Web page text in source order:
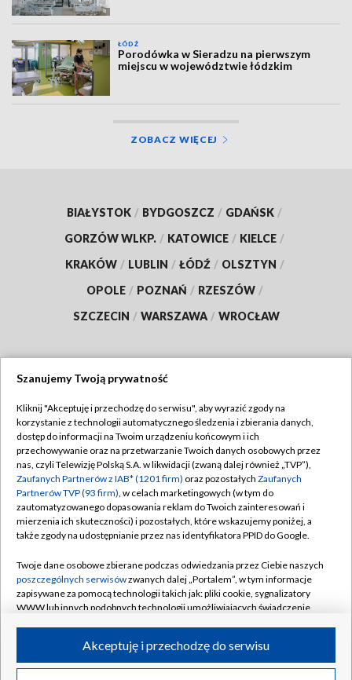
ŁÓDŹ
Porodówka w Sieradzu na pierwszym
miejscu w województwie łódzkim
ZOBACZ WIĘCEJ
BIAŁYSTOK / BYDGOSZCZ / GDAŃSK /
GORZÓW WLKP. / KATOWICE / KIELCE /
KRAKÓW / LUBLIN / ŁÓDŹ / OLSZTYN /
OPOLE / POZNAŃ / RZESZÓW /
SZCZECIN / WARSZAWA / WROCŁAW
TVP
Abonament TVP
Emisja w TVP
Centrum informacji TVP
Naziemna Telewizja Cyfrowa
Rada Programowa
System NOS
Informacje o nadawcy
Program dla prasy
Regulamin TVP
Polityka prywatności
Moje zgody
Pomoc
Kontakt
Kanały
©2026 Telewizja Polska S.A. w likwidacji
Szanujemy Twoją prywatność
Kliknij "Akceptuję i przechodzę do serwisu", aby wyrazić zgody na
korzystanie z technologii automatycznego śledzenia i zbierania danych,
dostęp do informacji na Twoim urządzeniu końcowym i ich
przechowywanie oraz na przetwarzanie Twoich danych osobowych przez
nas, czyli Telewizję Polską S.A. w likwidacji (zwaną dalej również „TVP”),
Zaufanych Partnerów z IAB* (1201 firm) oraz pozostałych Zaufanych
Partnerów TVP (93 firm), w celach marketingowych (w tym do
zautomatyzowanego dopasowania reklam do Twoich zainteresowań i
mierzenia ich skuteczności) i pozostałych, które wskazujemy poniżej, a
także zgody na udostępnianie przez nas identyfikatora PPID do Google.
Twoje dane osobowe zbierane podczas odwiedzania przez Ciebie naszych
poszczególnych serwisówzwanych dalej „Portalem”, w tym informacje
zapisywane za pomocą technologii takich jak: pliki cookie, sygnalizatory
WWW lub innych podobnych technologii umożliwiających świadczenie
ruchu w Internecie.Akceptuję i przechodzę do serwisu